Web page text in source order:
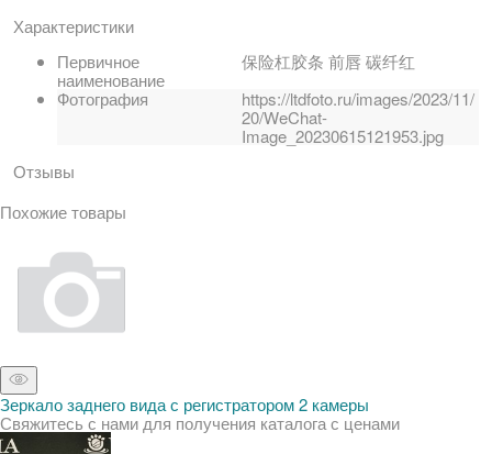
Характеристики
Первичное
наименование
保险杠胶条 前唇 碳纤红
Фотография
https://ltdfoto.ru/images/2023/11/
20/WeChat-
Image_20230615121953.jpg
Отзывы
Похожие товары
Зеркало заднего вида с регистратором 2 камеры
Свяжитесь с нами для получения каталога с ценами